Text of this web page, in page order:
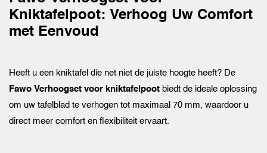
Kniktafelpoot: Verhoog Uw Comfort
met Eenvoud
Heeft u een kniktafel die net niet de juiste hoogte heeft? De
Fawo Verhoogset voor kniktafelpoot biedt de ideale oplossing
om uw tafelblad te verhogen tot maximaal 70 mm, waardoor u
direct meer comfort en flexibiliteit ervaart.